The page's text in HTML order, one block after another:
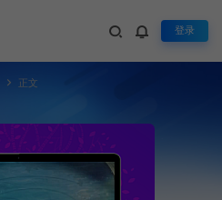
登录
正文